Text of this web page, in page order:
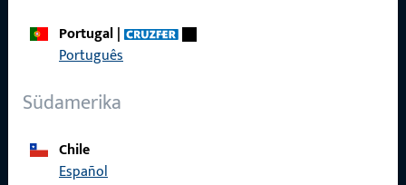
Portugal|
Português
Südamerika
Chile
Español
Indu­s­triestr. 12
3422 Rüdt­ligen